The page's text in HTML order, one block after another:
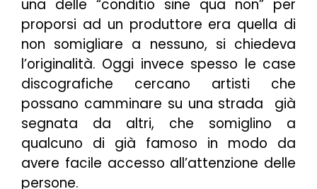
una delle “conditio sine qua non” per
proporsi ad un produttore era quella di
non somigliare a nessuno, si chiedeva
l’originalità. Oggi invece spesso le case
discografiche cercano artisti che
possano camminare su una strada già
segnata da altri, che somiglino a
qualcuno di già famoso in modo da
avere facile accesso all’attenzione delle
persone.